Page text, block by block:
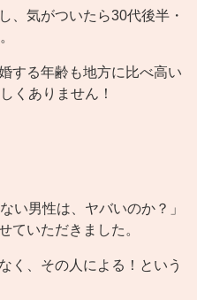
、気がついたら30代後半・
する年齢も地方に比べ高い
くありません！
い男性は、ヤバいのか？」
ていただきました。
く、その人による！という